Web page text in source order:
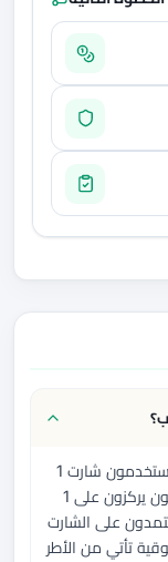
يعتمد على أسلوب تداولك. المضاربون يستخدمون شارت 1
دقيقة إلى 15 دقيقة، المتداولون اليوميون يركزون على 1
يعتمدون على الشارت
تأتي من الأطر